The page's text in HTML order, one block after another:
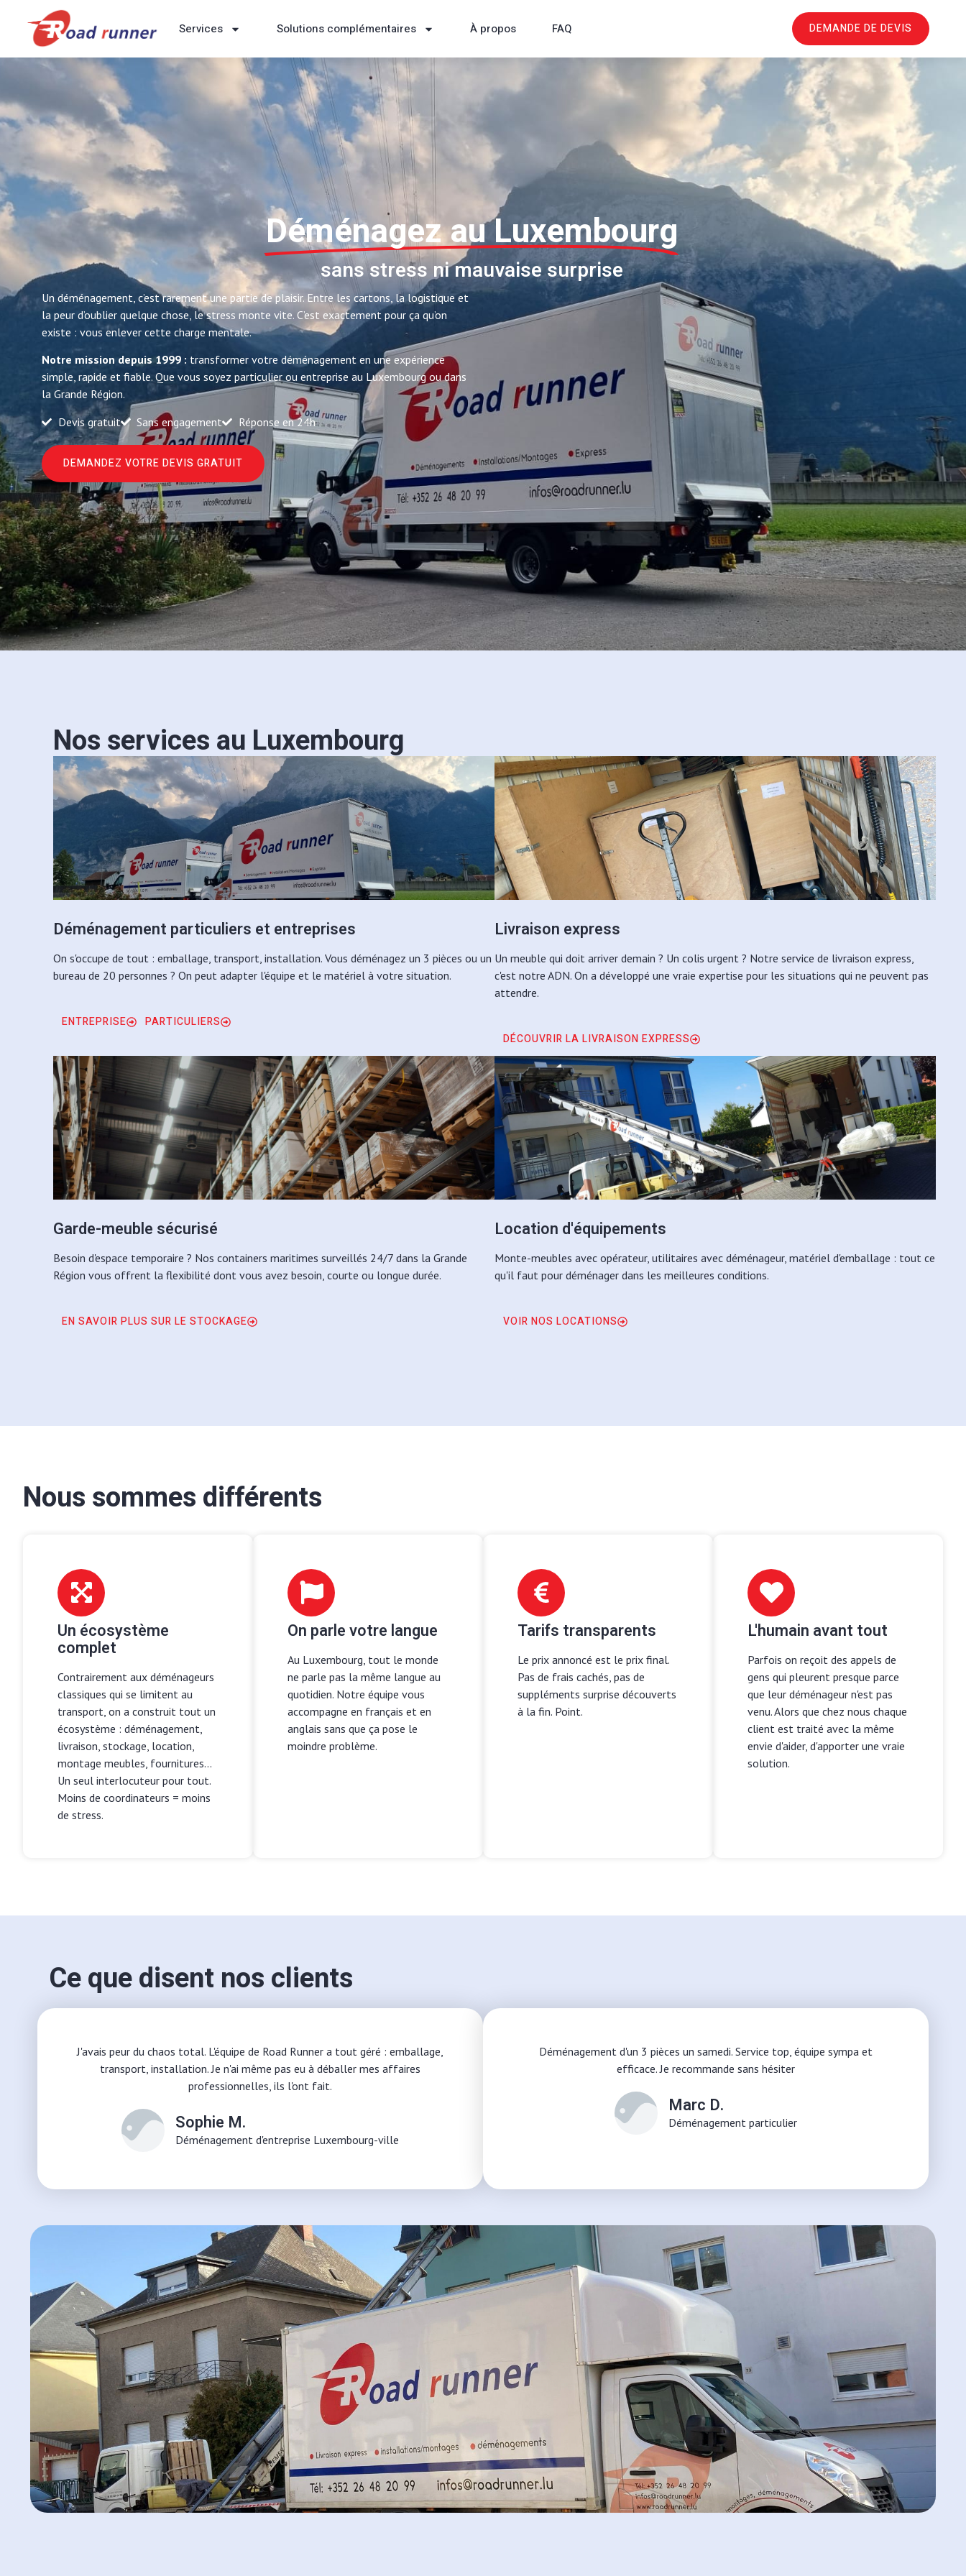
Services Solutions complémentaires À propos FAQ DEMANDE DE DEVIS
Déménagez au Luxembourg
sans stress ni mauvaise surprise
Un déménagement, c’est rarement une partie de plaisir. Entre les cartons, la logistique et
la peur d’oublier quelque chose, le stress monte vite. C’est exactement pour ça qu’on
existe : vous enlever cette charge mentale.
Notre mission depuis 1999 : transformer votre déménagement en une expérience
simple, rapide et fiable. Que vous soyez particulier ou entreprise au Luxembourg ou dans
la Grande Région.
Devis gratuit
Sans engagement Réponse en 24h
DEMANDEZ VOTRE DEVIS GRATUIT
Nos services au Luxembourg
Déménagement particuliers et entreprises
On s'occupe de tout : emballage, transport, installation. Vous déménagez un 3 pièces ou un
bureau de 20 personnes ? On peut adapter l'équipe et le matériel à votre situation.
ENTREPRISE PARTICULIERS
Livraison express
Un meuble qui doit arriver demain ? Un colis urgent ? Notre service de livraison express,
c'est notre ADN. On a développé une vraie expertise pour les situations qui ne peuvent pas
attendre.
DÉCOUVRIR LA LIVRAISON EXPRESS
Garde-meuble sécurisé
Besoin d'espace temporaire ? Nos containers maritimes surveillés 24/7 dans la Grande
Région vous offrent la flexibilité dont vous avez besoin, courte ou longue durée.
EN SAVOIR PLUS SUR LE STOCKAGE
Location d'équipements
Monte-meubles avec opérateur, utilitaires avec déménageur, matériel d'emballage : tout ce
qu'il faut pour déménager dans les meilleures conditions.
VOIR NOS LOCATIONS
Nous sommes différents
Un écosystème
complet
Contrairement aux déménageurs
classiques qui se limitent au
transport, on a construit tout un
écosystème : déménagement,
livraison, stockage, location,
montage meubles, fournitures...
Un seul interlocuteur pour tout.
Moins de coordinateurs = moins
de stress.
On parle votre langue
Au Luxembourg, tout le monde
ne parle pas la même langue au
quotidien. Notre équipe vous
accompagne en français et en
anglais sans que ça pose le
moindre problème.
Tarifs transparents
Le prix annoncé est le prix final.
Pas de frais cachés, pas de
suppléments surprise découverts
à la fin. Point.
L'humain avant tout
Parfois on reçoit des appels de
gens qui pleurent presque parce
que leur déménageur n'est pas
venu. Alors que chez nous chaque
client est traité avec la même
envie d'aider, d'apporter une vraie
solution.
Ce que disent nos clients
J'avais peur du chaos total. L'équipe de Road Runner a tout géré : emballage,
transport, installation. Je n'ai même pas eu à déballer mes affaires
professionnelles, ils l'ont fait.
Sophie M.
Déménagement d'entreprise Luxembourg-ville
Déménagement d'un 3 pièces un samedi. Service top, équipe sympa et
efficace. Je recommande sans hésiter
Marc D.
Déménagement particulier